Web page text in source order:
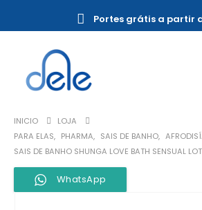
Portes grátis a partir
INICIO
LOJA
PARA ELAS, PHARMA, SAIS DE BANHO,
SAIS DE BANHO SHUNGA LOVE BATH SENSUAL
WhatsApp